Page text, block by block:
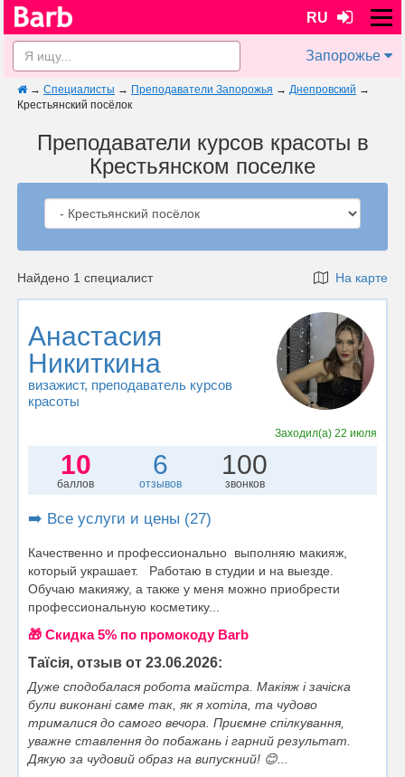
RU
Запорожье
→ Специалисты → Преподаватели Запорожья → Днепровский →
Крестьянский посёлок
Преподаватели курсов красоты в
Крестьянском поселке
Найдено 1 специалист На карте
Анастасия
Никиткина
визажист, преподаватель курсов
красоты
Заходил(а) 22 июля
10
баллов
6
отзывов
100
звонков
➡️ Все услуги и цены (27)
Качественно и профессионально выполняю макияж,
который украшает. Работаю в студии и на выезде.
Обучаю макияжу, а также у меня можно приобрести
профессиональную косметику...
🎁 Cкидка 5% по промокоду Barb
Таїсія, отзыв от 23.06.2026:
Дуже сподобалася робота майстра. Макіяж і зачіска
були виконані саме так, як я хотіла, та чудово
трималися до самого вечора. Приємне спілкування,
уважне ставлення до побажань і гарний результат.
Дякую за чудовий образ на випускний! 😊...